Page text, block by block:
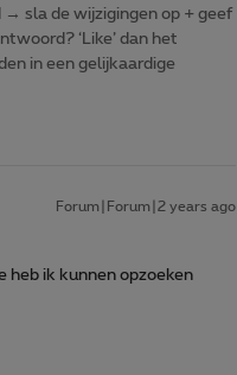
sla de wijzigingen op + geef
‘Like’ dan het
in een gelijkaardige
Forum|Forum|2 years ago
heb ik kunnen opzoeken